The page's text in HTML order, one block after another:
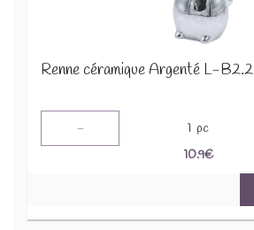
Renne céramique Argenté L-B2.2
- 1 pc
10.9€